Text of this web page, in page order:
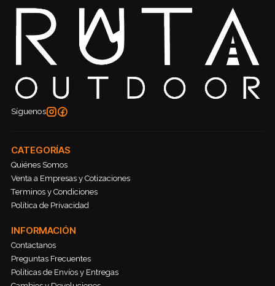
Síguenos
CATEGORÍAS
Quiénes Somos
Venta a Empresas y Cotizaciones
Terminos y Condiciones
Política de Privacidad
INFORMACIÓN
Contactanos
Preguntas Frecuentes
Políticas de Envíos y Entregas